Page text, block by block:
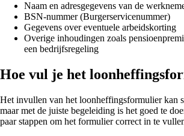
Naam en adresgegevens van de
BSN-nummer (Burgerservicenummer)
Gegevens over eventuele arbeidskorting
Overige inhoudingen zoals
een bedrijfsregeling
Hoe vul je het
Het invullen van het loonheffingsformulier kan
maar met de juiste begeleiding is het goed te
paar stappen om het formulier correct in te